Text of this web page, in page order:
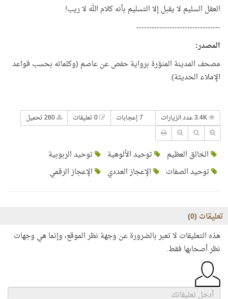
العقل السليم لا يقبل إلا التسليم بأنه كلام الله لا ريب!
---------------------------------
المصدر:
مصحف المدينة المنوّرة برواية حفص عن عاصم (وكلماته بحسب قواعد
الإملاء الحديثة).
7 إعجابات
الخالق العظيم توحيد الألوهية
توحيد الربوبية
توحيد الصفات
الإعجاز العددي الإعجاز الرقمي
تعليقات (0
)
هذه التعليقات لا تعبر بالضرورة عن وجهة نظر الموقع، وإنما هي وجهات
نظر أصحابها فقط.